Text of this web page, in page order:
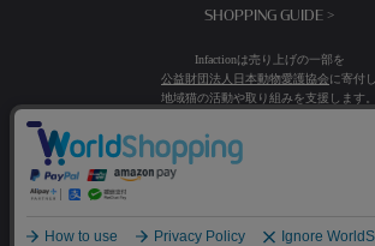
SHOPPING GUIDE >
Infactionは売り上げの一部を
公益財団法人日本動物愛護協会に寄付し
地域猫の活動や取り組みを支援します。
15,000円(税込)以上お買い上げで送料無料